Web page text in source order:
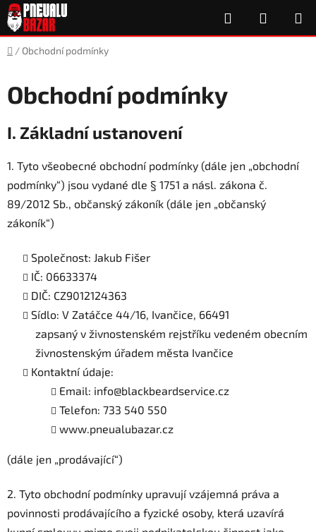
Přejít
na
obsah
Hledat
KOŠÍK
Domů
/ Obchodní podmínky
Obchodní podmínky
I. Základní ustanovení
1. Tyto všeobecné obchodní podmínky (dále jen „obchodní
podmínky“) jsou vydané dle § 1751 a násl. zákona č.
89/2012 Sb., občanský zákoník (dále jen „občanský
zákoník“)
Společnost: Jakub Fišer
IČ: 06633374
DIČ: CZ9012124363
Sídlo: V Zatáčce 44/16, Ivančice, 66491
zapsaný v živnostenském rejstříku vedeném obecním
živnostenským úřadem města Ivančice
Kontaktní údaje:
Email: info@blackbeardservice.cz
Telefon: 733 540 550
www.pneualubazar.cz
(dále jen „prodávající“)
2. Tyto obchodní podmínky upravují vzájemná práva a
povinnosti prodávajícího a fyzické osoby, která uzavírá